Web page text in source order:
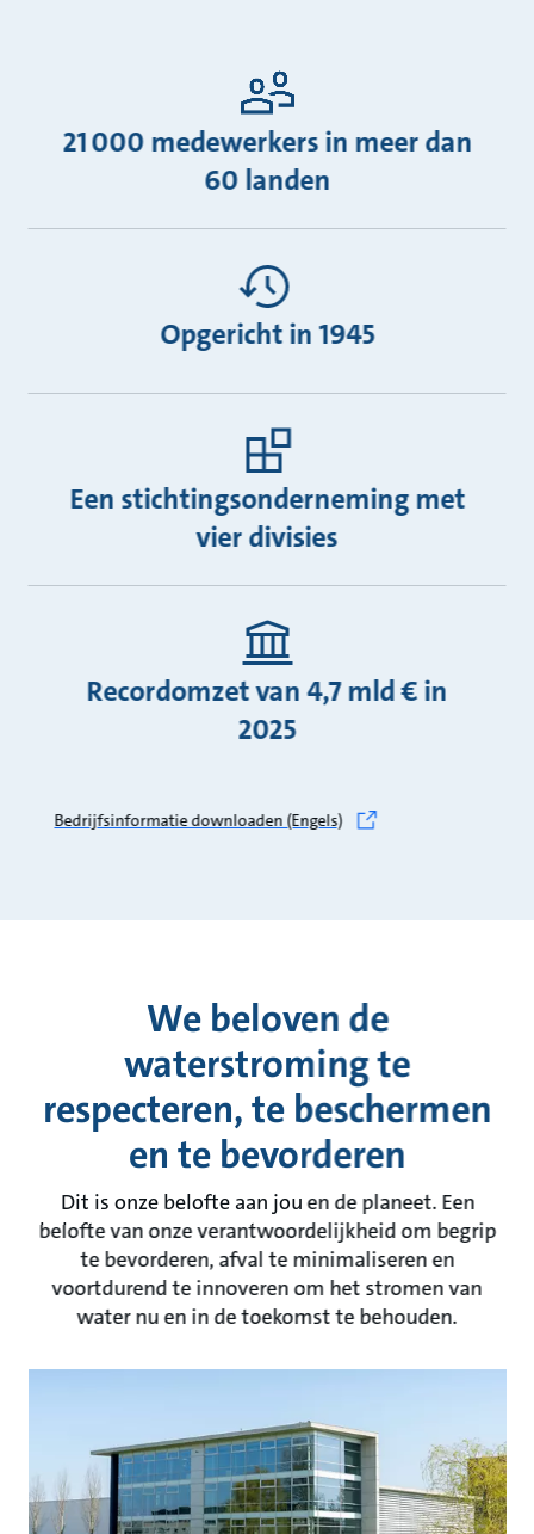
21 000 medewerkers in meer dan
60 landen
Opgericht in 1945
Een stichtingsonderneming met
vier divisies
Recordomzet van 4,7 mld € in
2025
Bedrijfsinformatie downloaden (Engels)
We beloven de
waterstroming te
respecteren, te beschermen
en te bevorderen
Dit is onze belofte aan jou en de planeet. Een
belofte van onze verantwoordelijkheid om begrip
te bevorderen, afval te minimaliseren en
voortdurend te innoveren om het stromen van
water nu en in de toekomst te behouden.